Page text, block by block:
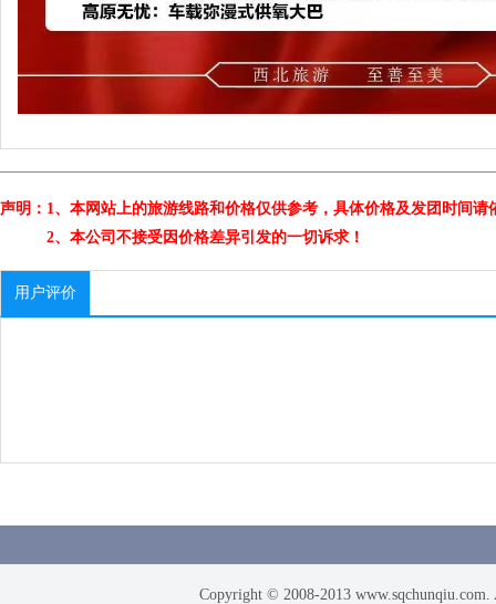
声明：1、本网站上的旅游线路和价格仅供参考，具体价格及发团时间
2、本公司不接受因价格差异引发的一切诉求！
用户评价
Copyright © 2008-2013